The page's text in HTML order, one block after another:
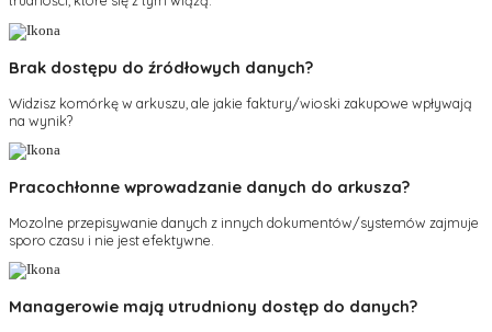
Brak dostępu do źródłowych danych?
Widzisz komórkę w arkuszu, ale jakie faktury/wioski zakupowe wpływają
na wynik?
Pracochłonne wprowadzanie danych do arkusza?
Mozolne przepisywanie danych z innych dokumentów/systemów zajmuje
sporo czasu i nie jest efektywne.
Managerowie mają utrudniony dostęp do danych?